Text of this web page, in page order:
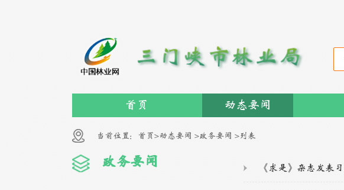
首页 动态要闻
当前位置： 首页>动态要闻 >政务要闻 >列表
政务要闻